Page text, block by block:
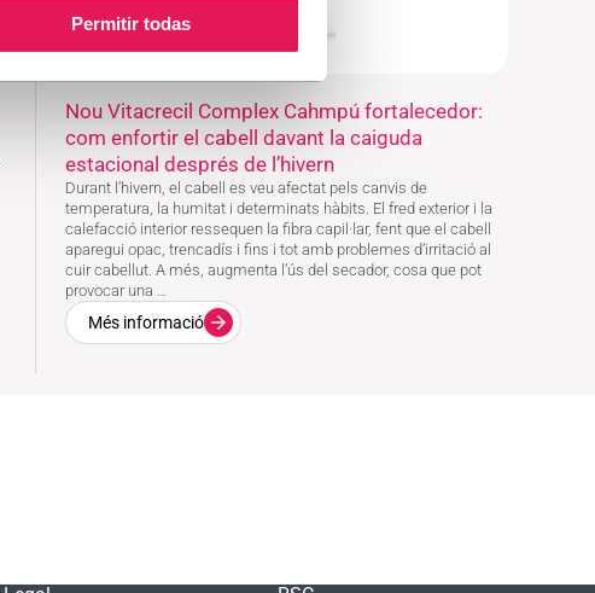
Permitir todas
Nou Vitacrecil Complex Cahmpú fortalecedor:
com enfortir el cabell davant la caiguda
estacional després de l’hivern
Durant l’hivern, el cabell es veu afectat pels canvis de
temperatura, la humitat i determinats hàbits. El fred exterior i la
calefacció interior ressequen la fibra capil·lar, fent que el cabell
aparegui opac, trencadís i fins i tot amb problemes d’irritació al
cuir cabellut. A més, augmenta l’ús del secador, cosa que pot
provocar una …
Més informació